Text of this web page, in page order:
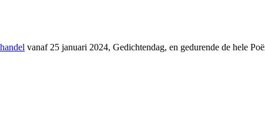
vanaf 25 januari 2024, Gedichtendag, en gedurende de hele